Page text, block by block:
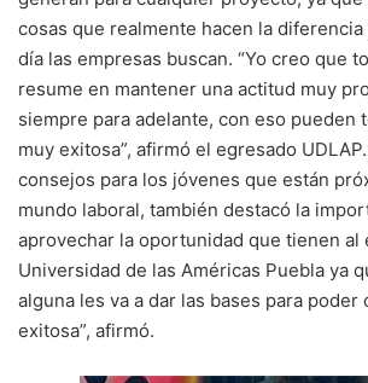
cosas que realmente hacen la
día las empresas buscan. “Yo creo que
resume en mantener una actitud muy
siempre para adelante, con eso pueden
muy exitosa”, afirmó el egresado
consejos para los jóvenes que están
mundo laboral, también destacó la
aprovechar la oportunidad que tienen al
Universidad de las Américas Puebla ya
alguna les va a dar las bases para poder
exitosa”, afirmó.